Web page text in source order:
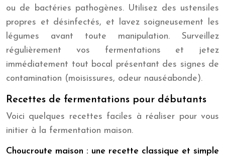
ou de bactéries pathogènes. Utilisez des ustensiles
propres et désinfectés, et lavez soigneusement les
légumes avant toute manipulation. Surveillez
régulièrement vos fermentations et jetez
immédiatement tout bocal présentant des signes de
contamination (moisissures, odeur nauséabonde).
Recettes de fermentations pour débutants
Voici quelques recettes faciles à réaliser pour vous
initier à la fermentation maison.
Choucroute maison : une recette classique et simple